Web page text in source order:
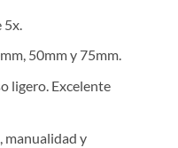
50mm y 75mm.
ligero. Excelente
manualidad y